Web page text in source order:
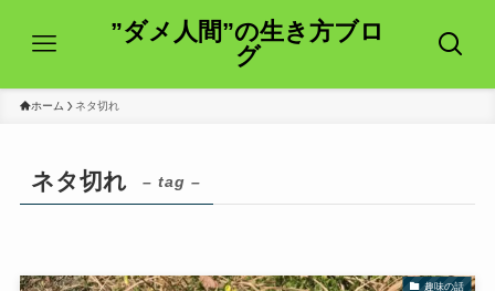
”ダメ人間”の生き方ブロ
グ
ホーム ネタ切れ
ネタ切れ – tag –
趣味の話